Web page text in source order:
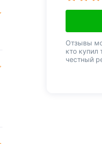
Отзывы
кто
честный